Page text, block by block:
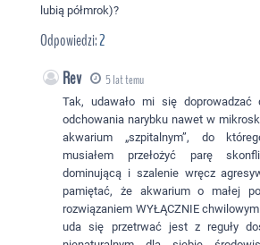
lubią półmrok)?
Odpowiedzi:2
Rev 5 lat temu
Tak, udawało mi się doprowadzać
odchowania narybku nawet w
akwarium „szpitalnym”, do
musiałem przełożyć parę
dominującą i szalenie wręcz
pamiętać, że akwarium o małej
rozwiązaniem WYŁĄCZNIE
uda się przetrwać jest z reguły